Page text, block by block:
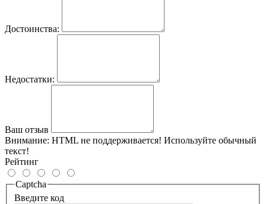
Достоинства:
Недостатки:
Ваш отзыв
Внимание: HTML не поддерживается! Используйте обычный
текст!
Рейтинг
Captcha
Введите код